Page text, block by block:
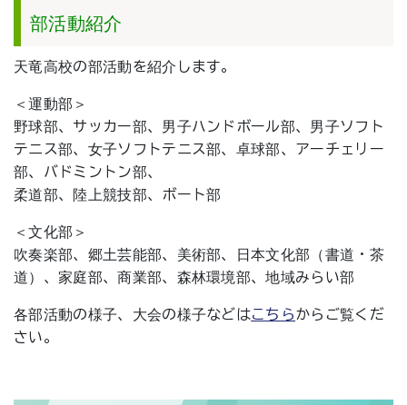
部活動紹介
天竜高校の部活動を紹介します。
＜運動部＞
野球部、サッカー部、男子ハンドボール部、男子ソフト
テニス部、女子ソフトテニス部、卓球部、アーチェリー
部、バドミントン部、
柔道部、陸上競技部、ボート部
＜文化部＞
吹奏楽部、郷土芸能部、美術部、日本文化部（書道・茶
道）、家庭部、商業部、森林環境部、地域みらい部
各部活動の様子、大会の様子などはこちらからご覧くだ
さい。